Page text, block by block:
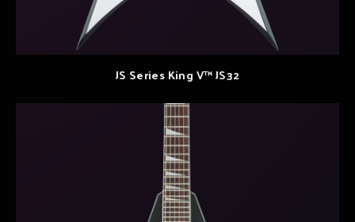
JS Series King V™ JS32